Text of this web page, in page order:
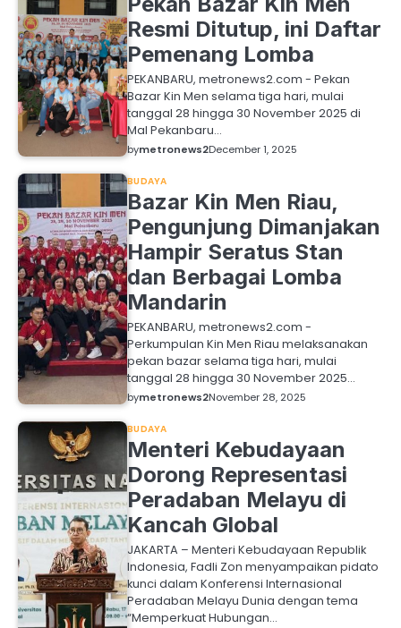
Resmi Ditutup, ini Daftar
Pemenang Lomba
PEKANBARU, metronews2.com - Pekan
Bazar Kin Men selama tiga hari, mulai
tanggal 28 hingga 30 November 2025 di
Mal Pekanbaru…
bymetronews2December 1, 2025
BUDAYA
Bazar Kin Men Riau,
Pengunjung Dimanjakan
Hampir Seratus Stan
dan Berbagai Lomba
Mandarin
PEKANBARU, metronews2.com -
Perkumpulan Kin Men Riau melaksanakan
pekan bazar selama tiga hari, mulai
tanggal 28 hingga 30 November 2025…
bymetronews2November 28, 2025
BUDAYA
Menteri Kebudayaan
Dorong Representasi
Peradaban Melayu di
Kancah Global
JAKARTA – Menteri Kebudayaan Republik
Indonesia, Fadli Zon menyampaikan pidato
kunci dalam Konferensi Internasional
Peradaban Melayu Dunia dengan tema
“Memperkuat Hubungan…